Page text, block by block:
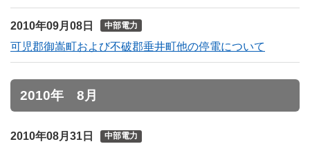
2010年09月08日 中部電力
可児郡御嵩町および不破郡垂井町他の停電について
2010年 8月
2010年08月31日 中部電力